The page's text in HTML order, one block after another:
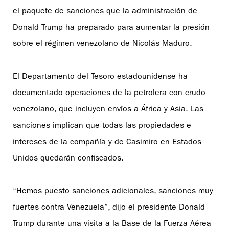
el paquete de sanciones que la administración de
Donald Trump ha preparado para aumentar la presión
sobre el régimen venezolano de Nicolás Maduro.
El Departamento del Tesoro estadounidense ha
documentado operaciones de la petrolera con crudo
venezolano, que incluyen envíos a África y Asia. Las
sanciones implican que todas las propiedades e
intereses de la compañía y de Casimiro en Estados
Unidos quedarán confiscados.
“Hemos puesto sanciones adicionales, sanciones muy
fuertes contra Venezuela”, dijo el presidente Donald
Trump durante una visita a la Base de la Fuerza Aérea